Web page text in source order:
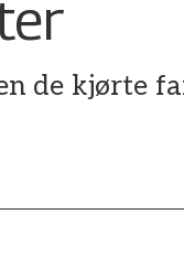
de kjørte